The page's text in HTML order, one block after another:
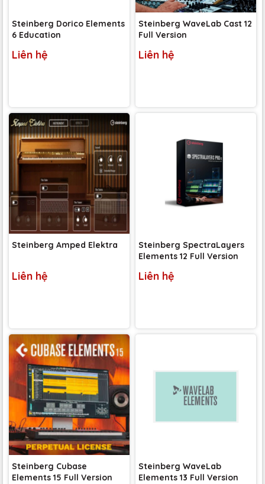
Steinberg Dorico Elements
6 Education
Liên hệ
Steinberg WaveLab Cast 12
Full Version
Liên hệ
Steinberg Amped Elektra
Liên hệ
Steinberg SpectraLayers
Elements 12 Full Version
Liên hệ
Steinberg Cubase
Elements 15 Full Version
Steinberg WaveLab
Elements 13 Full Version